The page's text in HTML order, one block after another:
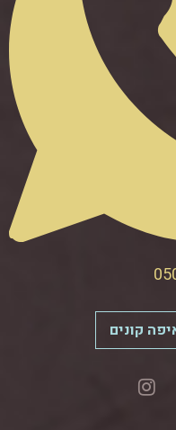
קונים